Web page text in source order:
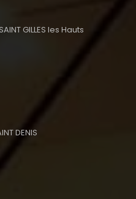
GILLES les Hauts
DENIS